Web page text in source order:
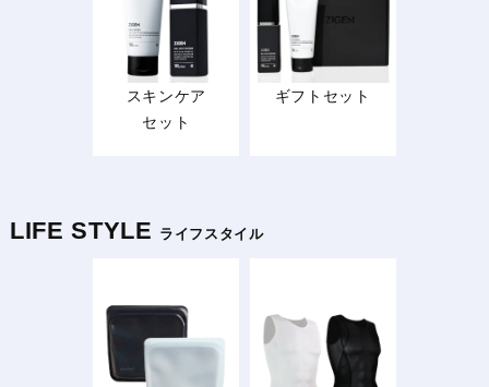
スキンケア
セット
ギフトセット
LIFE STYLE ライフスタイル